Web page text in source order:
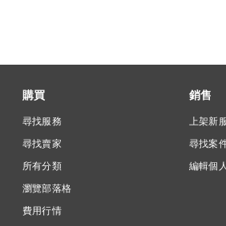
購買
尋找服務
尋找賣家
所有分類
瀏覽部落格
費用行情
銷售
上架新
尋找案
編輯個